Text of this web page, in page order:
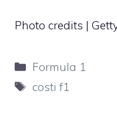
Photo credits |
Categorie
Formula 1
Tag
costi f1